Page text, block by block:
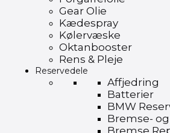
Gear Olie
Kædespray
Kølervæske
Oktanbooster
Rens & Pleje
Reservedele
Affjedring
Batterier
BMW
Bremse-
Bremse